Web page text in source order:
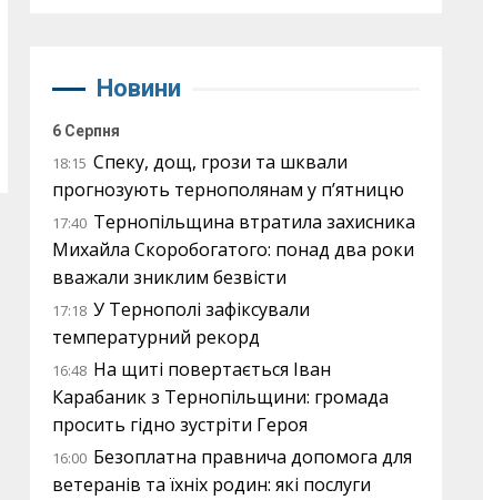
Новини
6 Серпня
18:15 Спеку, дощ, грози та шквали
прогнозують тернополянам у п’ятницю
17:40 Тернопільщина втратила захисника
Михайла Скоробогатого: понад два роки
вважали зниклим безвісти
17:18 У Тернополі зафіксували
температурний рекорд
16:48 На щиті повертається Іван
Карабаник з Тернопільщини: громада
просить гідно зустріти Героя
16:00 Безоплатна правнича допомога для
ветеранів та їхніх родин: які послуги